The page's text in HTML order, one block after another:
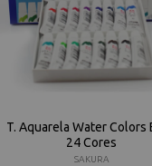
T. Aquarela Water Colors
24 Cores
SAKURA